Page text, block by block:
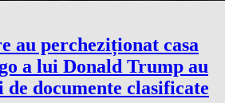
au percheziționat casa
a lui Donald Trump au
documente clasificate